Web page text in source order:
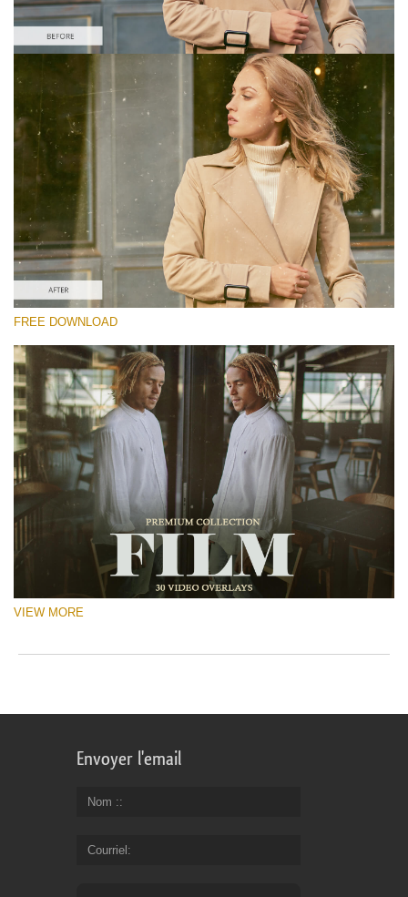
Veuillez sélectionner
Free Video Overlay #4
Film Effect
Téléchargement Gratuit
FREE DOWNLOAD
VIEW MORE
Envoyer l'email
Nom :
Courriel